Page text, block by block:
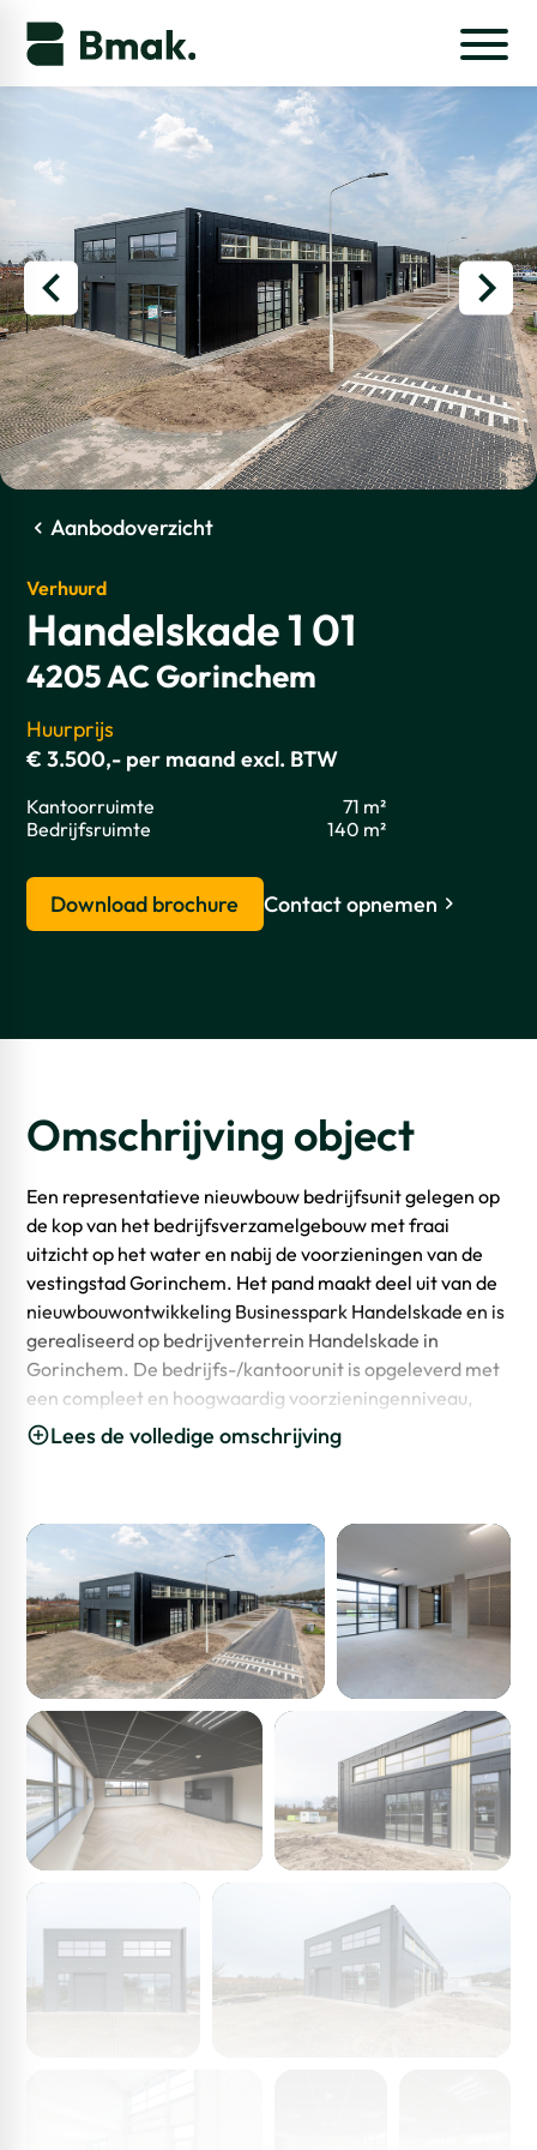
Aanbodoverzicht
Verhuurd
Handelskade 1 01
4205 AC Gorinchem
Huurprijs
€ 3.500,- per maand excl. BTW
Kantoorruimte
71 m²
Bedrijfsruimte
140 m²
Download brochure Contact opnemen
Omschrijving object
Een representatieve nieuwbouw bedrijfsunit gelegen op
de kop van het bedrijfsverzamelgebouw met fraai
uitzicht op het water en nabij de voorzieningen van de
vestingstad Gorinchem. Het pand maakt deel uit van de
nieuwbouwontwikkeling Businesspark Handelskade en is
gerealiseerd op bedrijventerrein Handelskade in
Gorinchem. De bedrijfs-/kantoorunit is opgeleverd met
een compleet en hoogwaardig voorzieningenniveau,
waaronder elektrische overheaddeuren,
koeling/verwarming, led-verlichting, luxe pantry en
Locatie
Businesspark Handelskade is gelegen aan de
Handelskade in Gorinchem. Het bedrijventerrein is goed
gelegen nabij diverse uitvalswegen van Gorinchem. De
bereikbaarheid met personen- en vrachtverkeer is
goed. De rijksweg A27 ligt op circa 5 minuten rijden per
(vracht)auto. De rijksweg A15 is eveneens binnen een 5
tal minuten rijden bereikbaar. Tevens is het trein- en
busstation op een steenworp afstand gelegen vanaf het
bedrijventerrein. De historische vestingstad ligt op
loopafstand.
2025.
Lees de volledige omschrijving